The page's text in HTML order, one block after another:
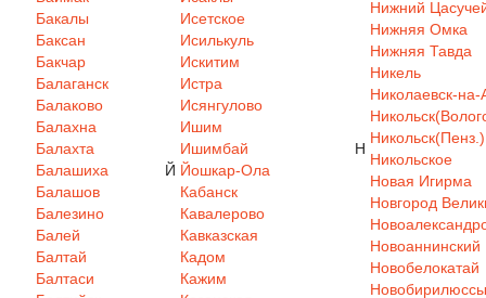
Бакалы
Баксан
Бакчар
Балаганск
Балаково
Балахна
Балахта
Балашиха
Балашов
Балезино
Балей
Балтай
Балтаси
Исетское
Исилькуль
Искитим
Истра
Исянгулово
Ишим
Ишимбай
Й Йошкар-Ола
Кабанск
Кавалерово
Кавказская
Кадом
Кажим
Н
Нижний
Нижняя Омка
Нижняя Тавда
Никель
Николаевск-
Никольск(Пенз.)
Никольское
Новая Игирма
Новгород
Новоаннинский
Новобелокатай
Новобирилюссы